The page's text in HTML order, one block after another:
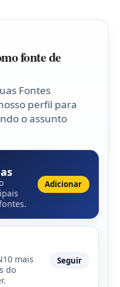
fonte de
Fontes
perfil para
o assunto
Adicionar
mais
do
Seguir